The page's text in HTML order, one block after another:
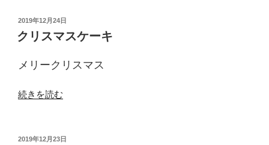
練
習”
投
稿
日:
2019年12月24日
クリスマスケーキ
メリークリスマス
“ク
マ
続きを読む
投
2019年12月23日